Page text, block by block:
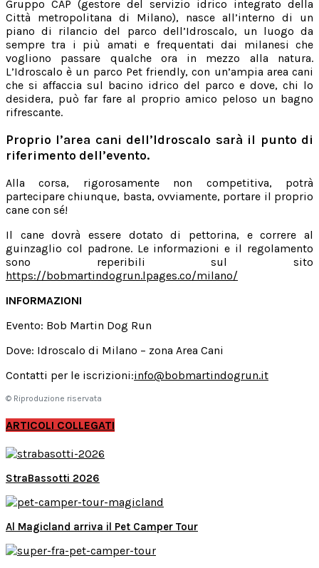
Gruppo CAP (gestore del servizio idrico integrato della
Città metropolitana di Milano), nasce all’interno di un
piano di rilancio del parco dell’Idroscalo, un luogo da
sempre tra i più amati e frequentati dai milanesi che
vogliono passare qualche ora in mezzo alla natura.
L’Idroscalo è un parco Pet friendly, con un’ampia area cani
che si affaccia sul bacino idrico del parco e dove, chi lo
desidera, può far fare al proprio amico peloso un bagno
rifrescante.
Proprio l’area cani dell’Idroscalo sarà il punto di
riferimento dell’evento.
Alla corsa, rigorosamente non competitiva, potrà
partecipare chiunque, basta, ovviamente, portare il proprio
cane con sé!
Il cane dovrà essere dotato di pettorina, e correre al
guinzaglio col padrone. Le informazioni e il regolamento
sono reperibili sul sito
https://bobmartindogrun.lpages.co/milano/
INFORMAZIONI
Evento: Bob Martin Dog Run
Dove: Idroscalo di Milano – zona Area Cani
Contatti per le iscrizioni:info@bobmartindogrun.it
© Riproduzione riservata
ARTICOLI COLLEGATI
StraBassotti 2026
Al Magicland arriva il Pet Camper Tour